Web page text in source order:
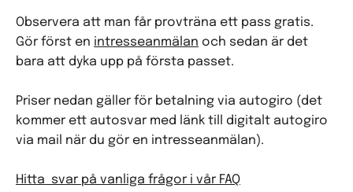
Observera att man får provträna ett pass gratis.
Gör först en intresseanmälan och sedan är det
bara att dyka upp på första passet.
Priser nedan gäller för betalning via autogiro (det
kommer ett autosvar med länk till digitalt autogiro
via mail när du gör en intresseanmälan).
Hitta svar på vanliga frågor i vår FAQ